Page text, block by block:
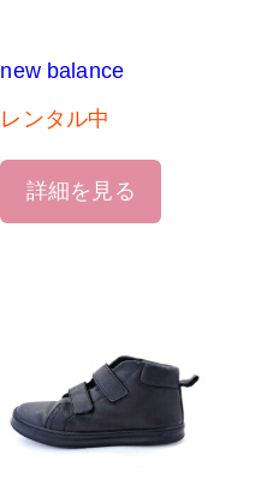
new balance
レンタル中
詳細を見る